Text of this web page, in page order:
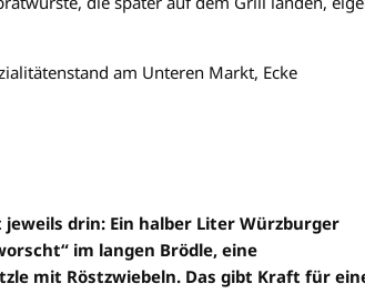
am Unteren Markt, Ecke
drin: Ein halber Liter Würzburger
im langen Brödle, eine
mit Röstzwiebeln. Das gibt Kraft für